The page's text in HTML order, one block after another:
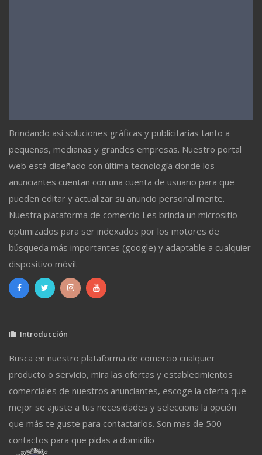
Brindando así soluciones gráficas y publicitarias tanto a
pequeñas, medianas y grandes empresas. Nuestro portal
web está diseñado con última tecnología donde los
anunciantes cuentan con una cuenta de usuario para que
pueden editar y actualizar su anuncio personal mente.
Nuestra plataforma de comercio Les brinda un micrositio
optimizados para ser indexados por los motores de
búsqueda más importantes (google) y adaptable a cualquier
dispositivo móvil.
Introducción
Busca en nuestro plataforma de comercio cualquier
producto o servicio, mira las ofertas y establecimientos
comerciales de nuestros anunciantes, escoge la oferta que
mejor se ajuste a tus necesidades y selecciona la opción
que más te guste para contactarlos. Son mas de 500
contactos para que pidas a domicilio